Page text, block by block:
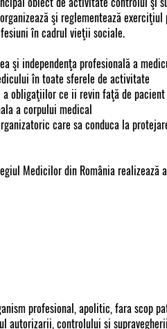
şi reglementează
în cadrul vieţii sociale.
şi independenţa profesională a
în toate sferele de activitate
obligaţiilor ce ii revin faţă de
a corpului medical
care sa conduca la
Medicilor din România
profesional, apolitic, fara scop
autorizarii, controlului si